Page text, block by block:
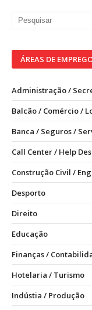
ÁREAS DE
Administração /
Balcão / Comércio /
Banca / Seguros /
Call Center / Help
Construção Civil /
Desporto
Direito
Educação
Finanças /
Hotelaria / Turismo
Indústia / Produção